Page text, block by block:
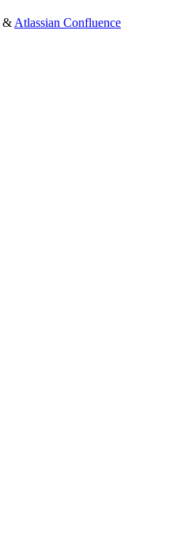
& Atlassian Confluence